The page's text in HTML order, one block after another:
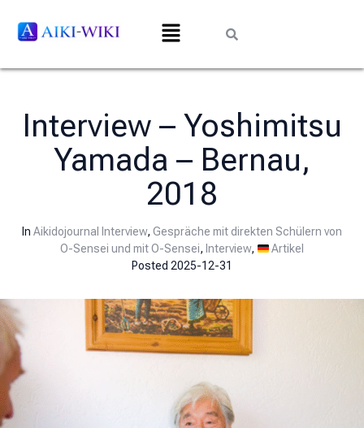
Interview – Yoshimitsu
Yamada – Bernau,
2018
In Aikidojournal Interview, Gespräche mit direkten Schülern von
O-Sensei und mit O-Sensei, Interview,
Artikel
Posted 2025-12-31